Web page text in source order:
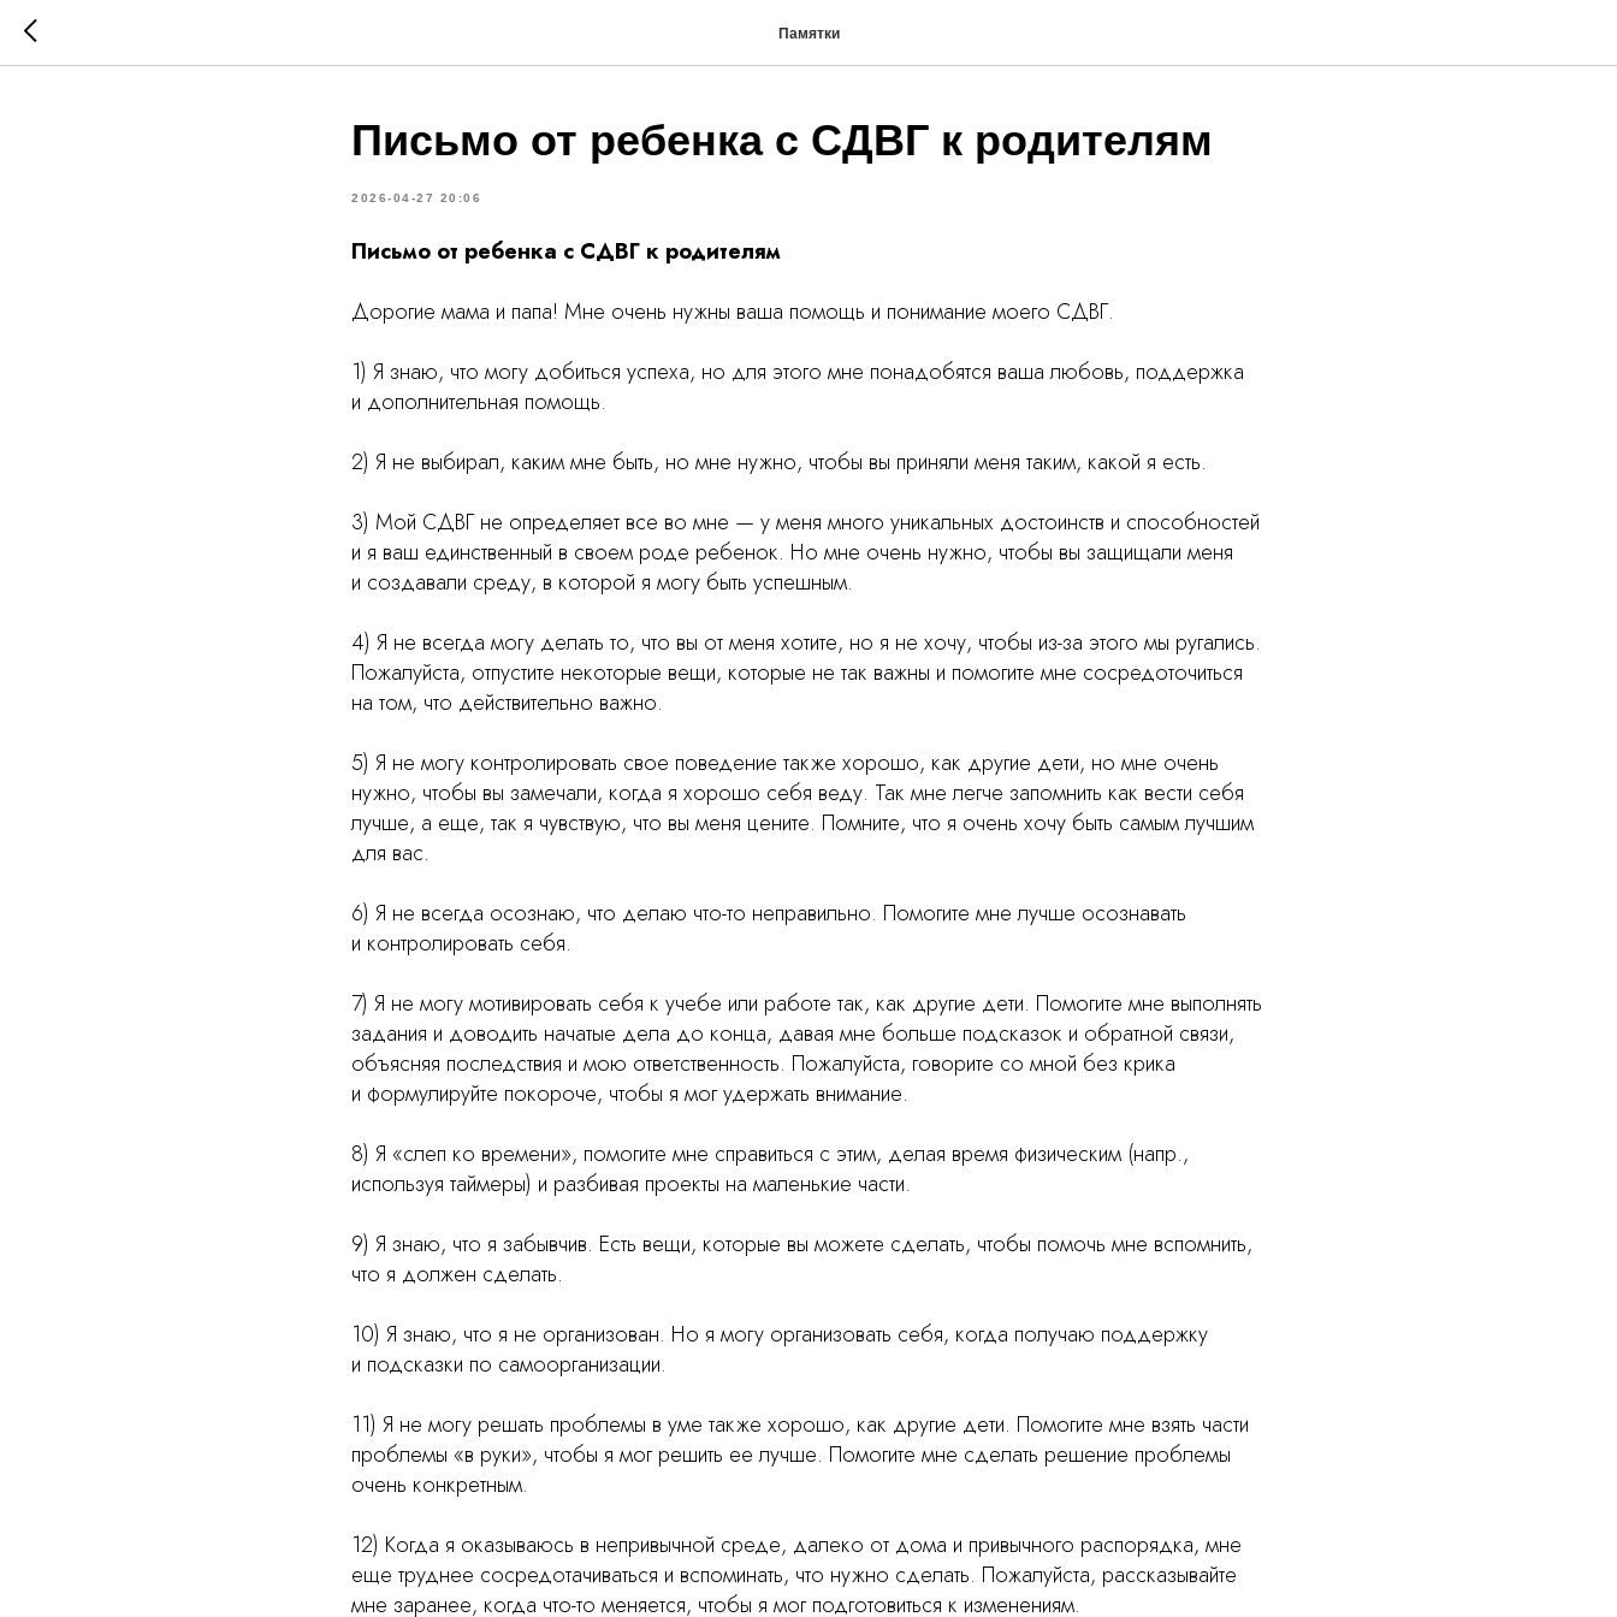
Памятки
Письмо от ребенка с СДВГ к родителям
2026-04-27 20:06
Письмо от ребенка с СДВГ к родителям
Дорогие мама и папа! Мне очень нужны ваша помощь и понимание моего СДВГ.
1) Я знаю, что могу добиться успеха, но для этого мне понадобятся ваша любовь, поддержка
и дополнительная помощь.
2) Я не выбирал, каким мне быть, но мне нужно, чтобы вы приняли меня таким, какой я есть.
3) Мой СДВГ не определяет все во мне — у меня много уникальных достоинств и способностей
и я ваш единственный в своем роде ребенок. Но мне очень нужно, чтобы вы защищали меня
и создавали среду, в которой я могу быть успешным.
4) Я не всегда могу делать то, что вы от меня хотите, но я не хочу, чтобы из-за этого мы ругались.
Пожалуйста, отпустите некоторые вещи, которые не так важны и помогите мне сосредоточиться
на том, что действительно важно.
5) Я не могу контролировать свое поведение также хорошо, как другие дети, но мне очень
нужно, чтобы вы замечали, когда я хорошо себя веду. Так мне легче запомнить как вести себя
лучше, а еще, так я чувствую, что вы меня цените. Помните, что я очень хочу быть самым лучшим
для вас.
6) Я не всегда осознаю, что делаю что-то неправильно. Помогите мне лучше осознавать
и контролировать себя.
7) Я не могу мотивировать себя к учебе или работе так, как другие дети. Помогите мне выполнять
задания и доводить начатые дела до конца, давая мне больше подсказок и обратной связи,
объясняя последствия и мою ответственность. Пожалуйста, говорите со мной без крика
и формулируйте покороче, чтобы я мог удержать внимание.
8) Я «слеп ко времени», помогите мне справиться с этим, делая время физическим (напр.,
используя таймеры) и разбивая проекты на маленькие части.
9) Я знаю, что я забывчив. Есть вещи, которые вы можете сделать, чтобы помочь мне вспомнить,
что я должен сделать.
10) Я знаю, что я не организован. Но я могу организовать себя, когда получаю поддержку
и подсказки по самоорганизации.
11) Я не могу решать проблемы в уме также хорошо, как другие дети. Помогите мне взять части
проблемы «в руки», чтобы я мог решить ее лучше. Помогите мне сделать решение проблемы
очень конкретным.
12) Когда я оказываюсь в непривычной среде, далеко от дома и привычного распорядка, мне
еще труднее сосредотачиваться и вспоминать, что нужно сделать. Пожалуйста, рассказывайте
мне заранее, когда что-то меняется, чтобы я мог подготовиться к изменениям.